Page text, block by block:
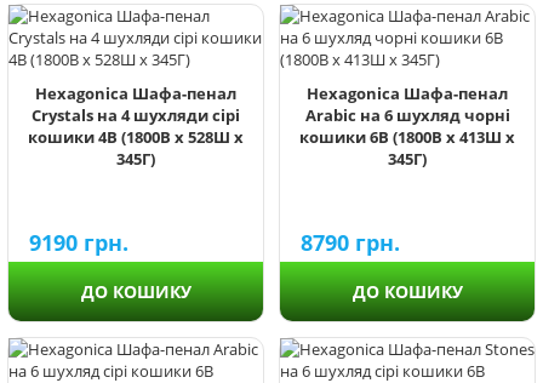
Hexagonica Шафа-пенал
Crystals на 4 шухляди сірі
кошики 4В (1800В х 528Ш х
345Г)
9190 грн.
ДО КОШИКУ
Hexagonica Шафа-пенал
Arabic на 6 шухляд чорні
кошики 6В (1800В х 413Ш х
345Г)
8790 грн.
ДО КОШИКУ